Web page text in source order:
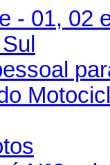
- 01, 02